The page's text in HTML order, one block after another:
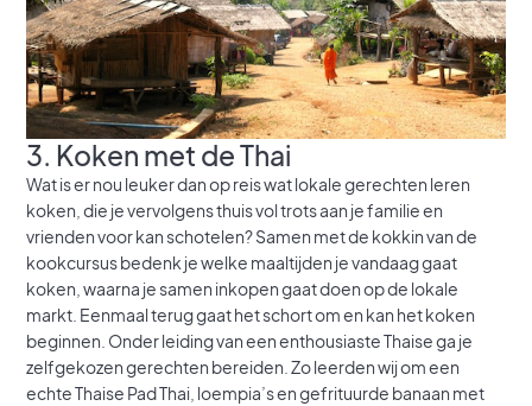
3. Koken met de Thai
Wat is er nou leuker dan op reis wat lokale gerechten leren
koken, die je vervolgens thuis vol trots aan je familie en
vrienden voor kan schotelen? Samen met de kokkin van de
kookcursus bedenk je welke maaltijden je vandaag gaat
koken, waarna je samen inkopen gaat doen op de lokale
markt. Eenmaal terug gaat het schort om en kan het koken
beginnen. Onder leiding van een enthousiaste Thaise ga je
zelfgekozen gerechten bereiden. Zo leerden wij om een
echte Thaise Pad Thai, loempia’s en gefrituurde banaan met